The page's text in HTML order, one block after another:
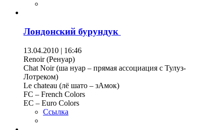
Лондонский бурундук
13.04.2010 | 16:46
Renoir (Ренуар)
Chat Noir (ша нуар – прямая ассоциация с Тулуз-
Лотреком)
Le chateau (лё шато – зАмок)
FC – French Colors
EC – Euro Colors
Ссылка